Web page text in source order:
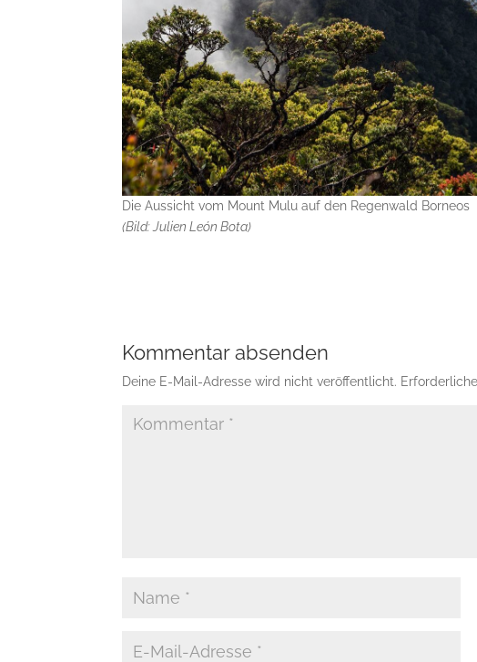
Die Aussicht vom Mount Mulu auf den Regenwald Borneos
(Bild: Julien León Bota)
Kommentar absenden
Deine E-Mail-Adresse wird nicht veröffentlicht.